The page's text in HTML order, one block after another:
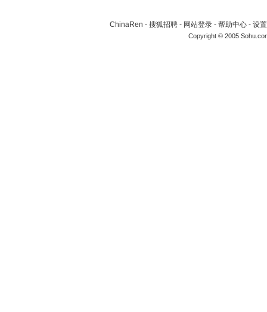
ChinaRen - 搜狐招聘 - 网站登录 - 帮助中心 - 设
Copyright © 2005